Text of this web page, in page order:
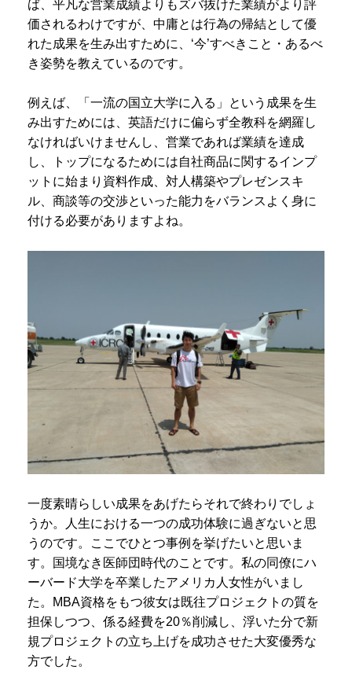
ば、平凡な営業成績よりもズバ抜けた業績がより評
価されるわけですが、中庸とは行為の帰結として優
れた成果を生み出すために、‘今’すべきこと・あるべ
き姿勢を教えているのです。
例えば、「一流の国立大学に入る」という成果を生
み出すためには、英語だけに偏らず全教科を網羅し
なければいけませんし、営業であれば業績を達成
し、トップになるためには自社商品に関するインプ
ットに始まり資料作成、対人構築やプレゼンスキ
ル、商談等の交渉といった能力をバランスよく身に
付ける必要がありますよね。
一度素晴らしい成果をあげたらそれで終わりでしょ
うか。人生における一つの成功体験に過ぎないと思
うのです。ここでひとつ事例を挙げたいと思いま
す。国境なき医師団時代のことです。私の同僚にハ
ーバード大学を卒業したアメリカ人女性がいまし
た。MBA資格をもつ彼女は既往プロジェクトの質を
担保しつつ、係る経費を20％削減し、浮いた分で新
規プロジェクトの立ち上げを成功させた大変優秀な
方でした。